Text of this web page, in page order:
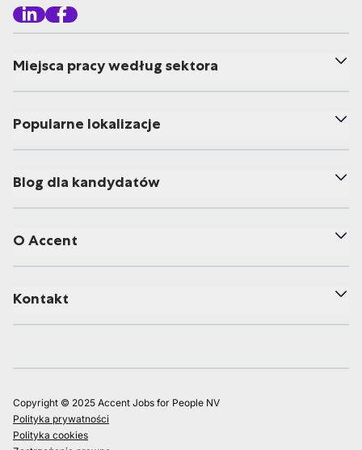
Miejsca pracy według sektora
Popularne lokalizacje
Blog dla kandydatów
O Accent
Kontakt
Copyright © 2025 Accent Jobs for People NV
Polityka prywatności
Polityka cookies